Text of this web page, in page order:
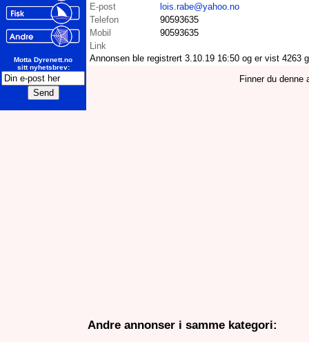
Motta Dyrenett.no
sitt nyhetsbrev:
E-post
lois.rabe@yahoo.no
Telefon
90593635
Mobil
90593635
Link
Annonsen ble registrert 3.10.19 16:50 og er vist 4263
Finner du denne
Andre annonser i samme kategori: